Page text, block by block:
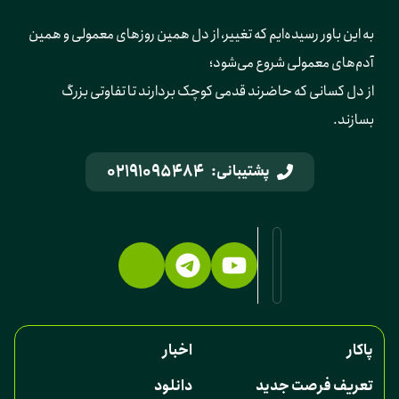
به این باور رسیده‌ایم که تغییر، از دل همین روزهای معمولی و همین
آدم‌های معمولی شروع می‌شود؛
از دل کسانی که حاضرند قدمی کوچک بردارند تا تفاوتی بزرگ
بسازند.
پشتیبانی: 02191095484
پاکار
اخبار
تعریف فرصت جدید
دانلود